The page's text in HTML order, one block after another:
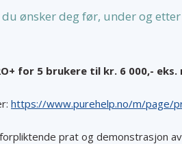
ønsker deg før, under og
for 5 brukere til kr. 6 000,-
https://www.purehelp.no/m/page/
prat og demonstrasjon